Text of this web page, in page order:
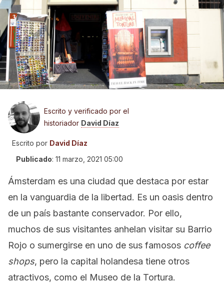
Escrito y verificado por el
historiador David Díaz
Escrito por David Díaz
Publicado: 11 marzo, 2021 05:00
Ámsterdam es una ciudad que destaca por estar
en la vanguardia de la libertad. Es un oasis dentro
de un país bastante conservador. Por ello,
muchos de sus visitantes anhelan visitar su Barrio
Rojo o sumergirse en uno de sus famosos coffee
shops, pero la capital holandesa tiene otros
atractivos, como el Museo de la Tortura.